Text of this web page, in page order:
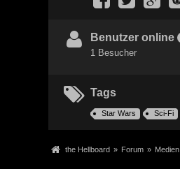
Benutzer online
1 Besucher
Tags
Star Wars Sci-Fi
the Hellboard » Forum » Medien